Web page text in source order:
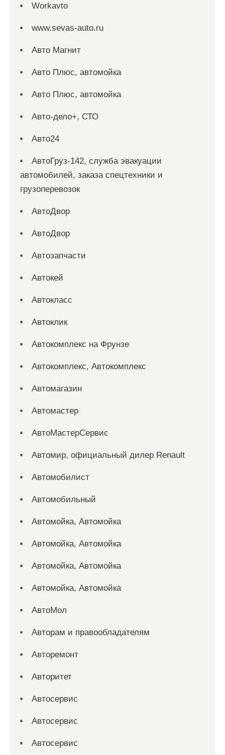
Workavto
www.sevas-auto.ru
Авто Магнит
Авто Плюс, автомойка
Авто Плюс, автомойка
Авто-дело+, СТО
Авто24
АвтоГруз-142, служба эвакуации
автомобилей, заказа спецтехники и
грузоперевозок
АвтоДвор
АвтоДвор
Автозапчасти
Автокей
Автокласс
Автоклик
Автокомплекс на Фрунзе
Автокомплекс, Автокомплекс
Автомагазин
Автомастер
АвтоМастерСервис
Автомир, официальный дилер Renault
Автомобилист
Автомобильный
Автомойка, Автомойка
Автомойка, Автомойка
Автомойка, Автомойка
Автомойка, Автомойка
АвтоМол
Авторам и правообладателям
Авторемонт
Авторитет
Автосервис
Автосервис
Автосервис